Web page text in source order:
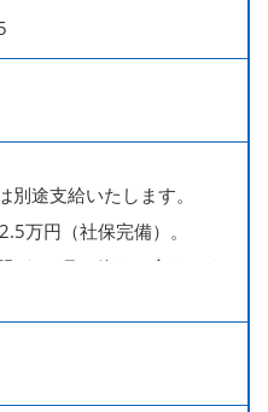
途支給いたします。
万円（社保完備）。
1ヶ月で終わる方もいま
し残業手当（月65時間